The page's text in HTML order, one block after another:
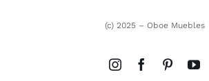
(c) 2025 – Oboe Muebles